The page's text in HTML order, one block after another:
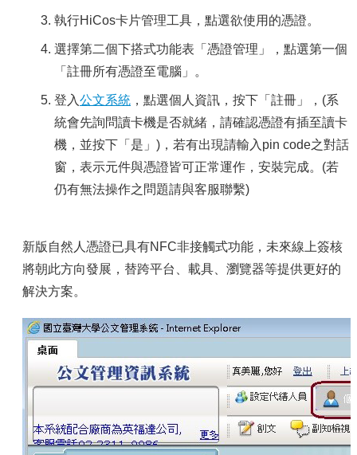
執行HiCos卡片管理工具，點選欲使用的憑證。
選擇第二個下搭式功能表「憑證管理」，點選第一個
「註冊所有憑證至電腦」。
登入公文系統 ，點選個人資訊，按下「註冊」，(系
統會先詢問讀卡機是否就緒，請確認憑證有插至讀卡
機，並按下「是」)，若有出現請輸入pin code之對話
窗，表示元件與憑證皆可正常運作，安裝完成。(若
仍有無法操作之問題請與客服聯繫)
新版自然人憑證已具有NFC非接觸式功能，未來線上簽核
將朝此方向發展，替跨平台、載具、瀏覽器等提供更好的
解決方案。